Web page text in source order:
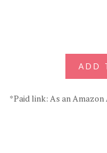
ADD
*Paid link: As an